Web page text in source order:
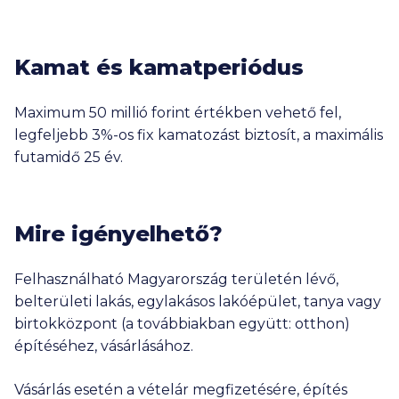
Kamat és kamatperiódus
Maximum 50 millió forint értékben vehető fel,
legfeljebb 3%-os fix kamatozást biztosít, a maximális
futamidő 25 év.
Mire igényelhető?
Felhasználható Magyarország területén lévő,
belterületi lakás, egylakásos lakóépület, tanya vagy
birtokközpont (a továbbiakban együtt: otthon)
építéséhez, vásárlásához.
Vásárlás esetén a vételár megfizetésére, építés